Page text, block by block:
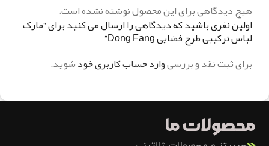
هیچ دیدگاهی برای این محصول نوشته نشده است.
اولین نفری باشید که دیدگاهی را ارسال می کنید برای “مارک
لباس ترکیبی طرح فضایی Dong Fang”
برای ثبت نقد و بررسیوارد حساب کاربری خودشوید.
محصولات ما